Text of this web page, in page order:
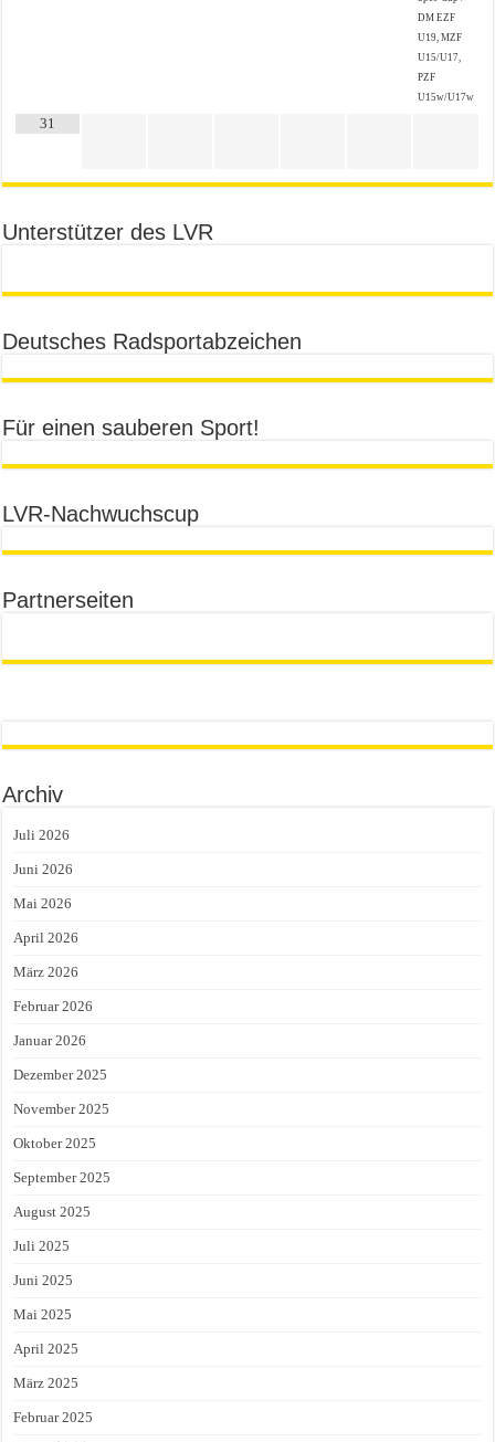
DM EZF
U19, MZF
U15/U17,
PZF
U15w/U17w
31
Unterstützer des LVR
Deutsches Radsportabzeichen
Für einen sauberen Sport!
LVR-Nachwuchscup
Partnerseiten
Archiv
Juli 2026
Juni 2026
Mai 2026
April 2026
März 2026
Februar 2026
Januar 2026
Dezember 2025
November 2025
Oktober 2025
September 2025
August 2025
Juli 2025
Juni 2025
Mai 2025
April 2025
März 2025
Februar 2025